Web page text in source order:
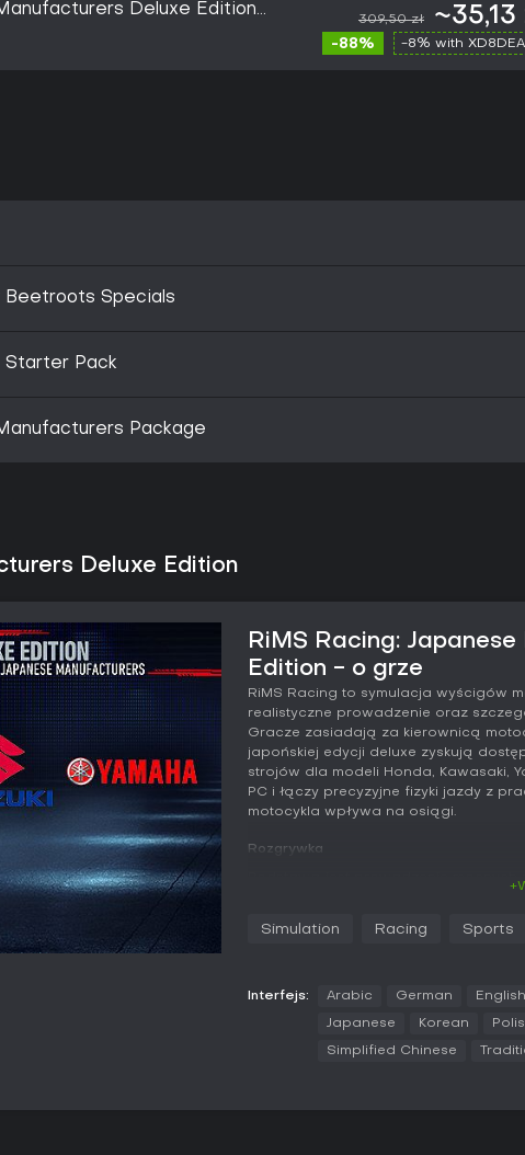
Deluxe Edition
309,50 zł ~35,13
-88% -8% with
Beetroots Specials
Starter Pack
Package
Deluxe Edition
RiMS Racing:
Edition - o grze
RiMS Racing to symulacja wyścigów
realistyczne prowadzenie oraz
Gracze zasiadają za kierownicą
japońskiej edycji deluxe zyskują
strojów dla modeli Honda, Kawasaki,
PC i łączy precyzyjne fizyki jazdy z
motocykla wpływa na osiągi.
Rozgrywka
kąty nachylenia i precyzyjne
pokonywania zakrętów, zmuszając
sekwencji przycisków.
Zarządzanie zespołem wprowadza
przydziela zasoby na badania i
częściom wpływającym na
Simulation Racing Sports
Interfejs: Arabic German English
Japanese Korean
Simplified Chinese